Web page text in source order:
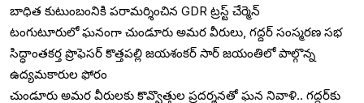
బాధిత కుటుంబంనికి పరామర్శించిన GDR ట్రస్ట్ చేర్మెన్
టంగుటూరులో ఘనంగా చుండూరు అమర వీరులు, గద్దర్ సంస్మరణ సభ
సిద్ధాంతకర్త ప్రొఫెసర్ కొత్తపల్లి జయశంకర్ సార్ జయంతిలో పాల్గొన్న
ఉద్యమకారుల ఫోరం
చుండూరు అమర వీరులకు కొవ్వొత్తుల ప్రదర్శనతో ఘన నివాళి.. గద్దర్‌కు